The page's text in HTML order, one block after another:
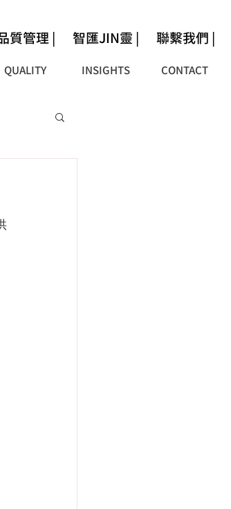
質管理 | 智匯JIN靈 | 聯繫我們 |
QUALITY INSIGHTS CONTACT